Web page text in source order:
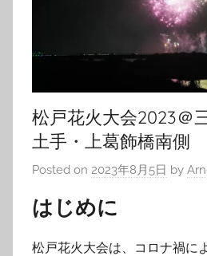
松戸花火大会2023＠
土手・上葛飾橋南側
Posted on 2023年8月5日 by
はじめに
松戸花火大会は、コロナ禍に